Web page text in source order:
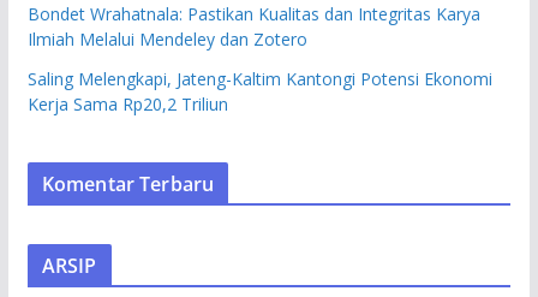
Bondet Wrahatnala: Pastikan Kualitas dan Integritas Karya
Ilmiah Melalui Mendeley dan Zotero
Saling Melengkapi, Jateng-Kaltim Kantongi Potensi Ekonomi
Kerja Sama Rp20,2 Triliun
Komentar Terbaru
ARSIP